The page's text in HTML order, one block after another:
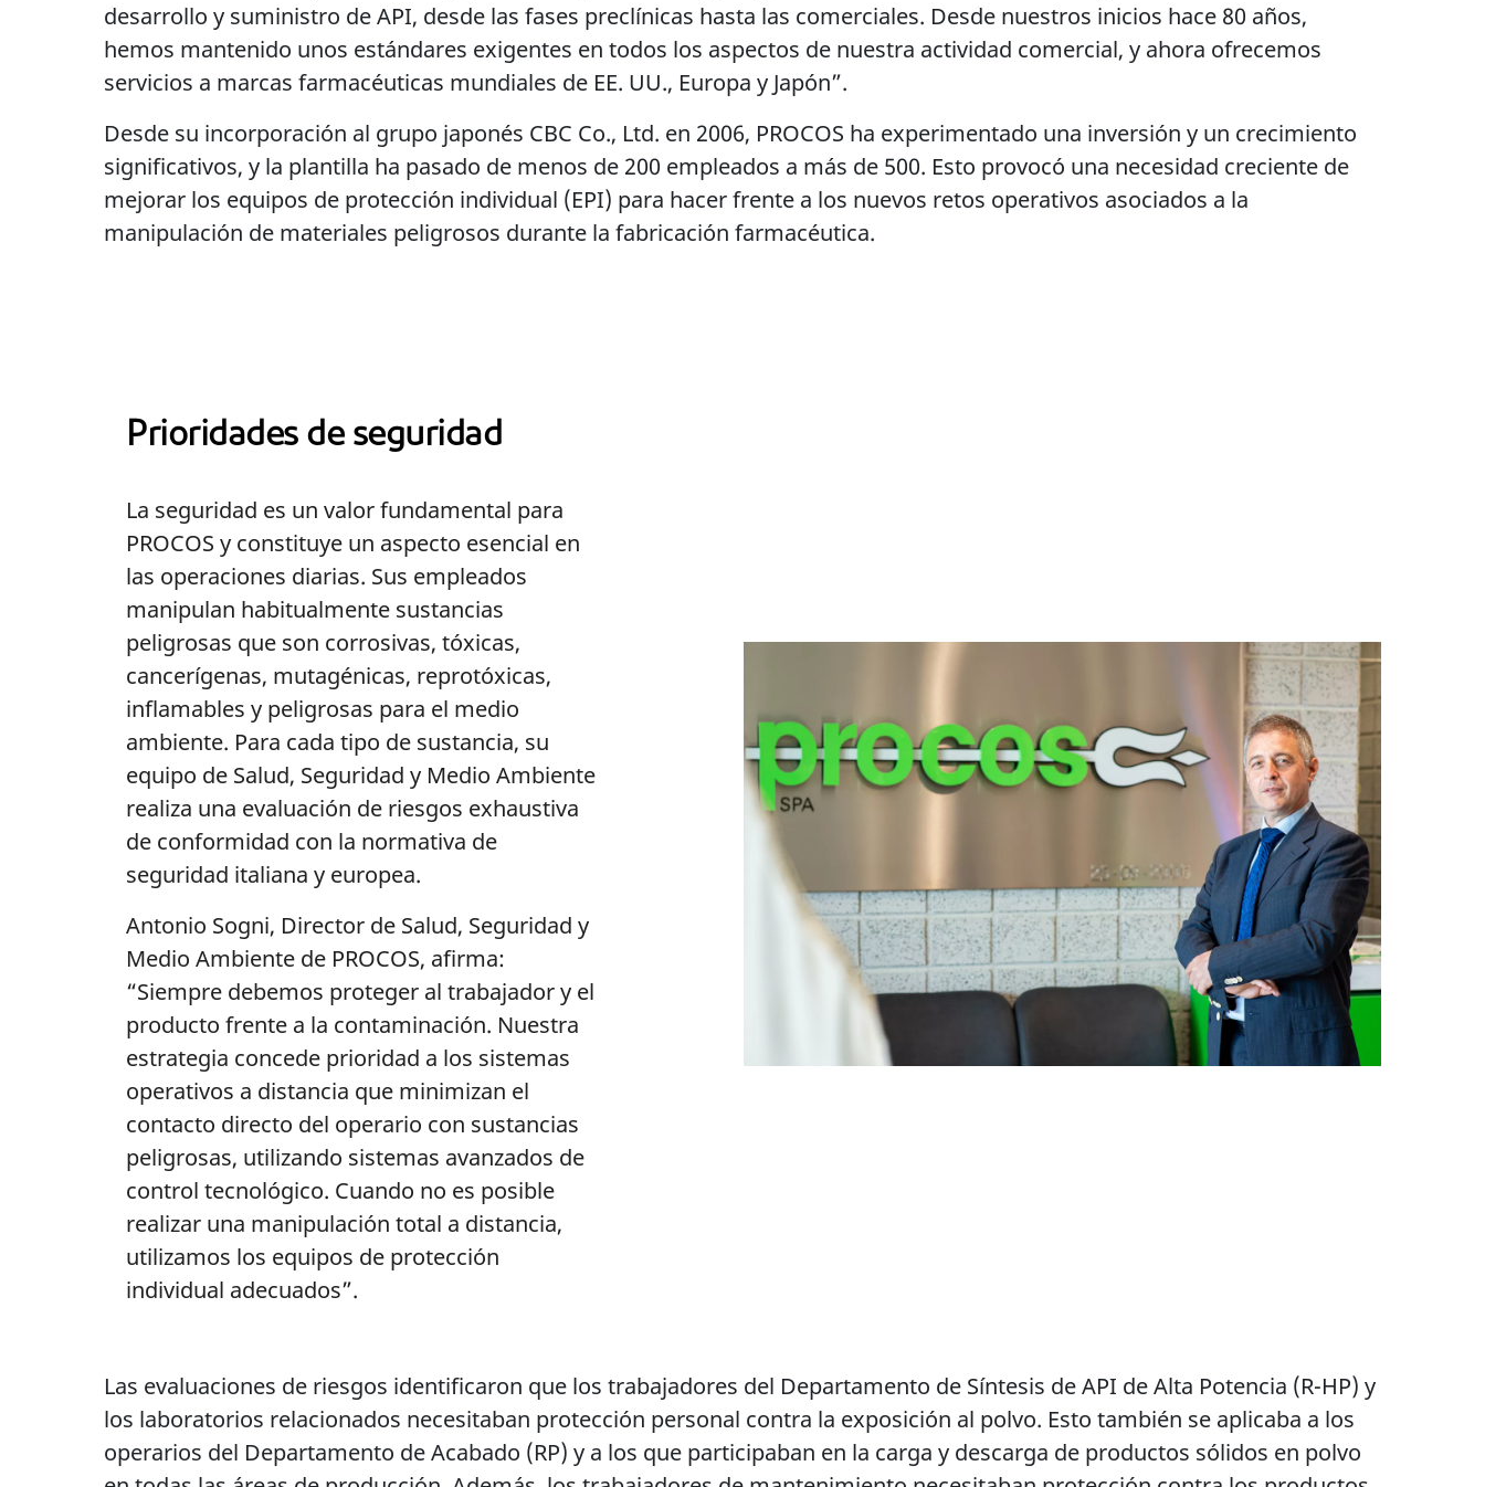
desarrollo y suministro de API, desde las fases preclínicas hasta las comerciales. Desde nuestros inicios hace 80 años,
hemos mantenido unos estándares exigentes en todos los aspectos de nuestra actividad comercial, y ahora ofrecemos
servicios a marcas farmacéuticas mundiales de EE. UU., Europa y Japón”.
Desde su incorporación al grupo japonés CBC Co., Ltd. en 2006, PROCOS ha experimentado una inversión y un crecimiento
significativos, y la plantilla ha pasado de menos de 200 empleados a más de 500. Esto provocó una necesidad creciente de
mejorar los equipos de protección individual (EPI) para hacer frente a los nuevos retos operativos asociados a la
manipulación de materiales peligrosos durante la fabricación farmacéutica.
Prioridades de seguridad
La seguridad es un valor fundamental para
PROCOS y constituye un aspecto esencial en
las operaciones diarias. Sus empleados
manipulan habitualmente sustancias
peligrosas que son corrosivas, tóxicas,
cancerígenas, mutagénicas, reprotóxicas,
inflamables y peligrosas para el medio
ambiente. Para cada tipo de sustancia, su
equipo de Salud, Seguridad y Medio Ambiente
realiza una evaluación de riesgos exhaustiva
de conformidad con la normativa de
seguridad italiana y europea.
Antonio Sogni, Director de Salud, Seguridad y
Medio Ambiente de PROCOS, afirma:
“Siempre debemos proteger al trabajador y el
producto frente a la contaminación. Nuestra
estrategia concede prioridad a los sistemas
operativos a distancia que minimizan el
contacto directo del operario con sustancias
peligrosas, utilizando sistemas avanzados de
control tecnológico. Cuando no es posible
realizar una manipulación total a distancia,
utilizamos los equipos de protección
individual adecuados”.
Las evaluaciones de riesgos identificaron que los trabajadores del Departamento de Síntesis de API de Alta Potencia (R-HP) y
los laboratorios relacionados necesitaban protección personal contra la exposición al polvo. Esto también se aplicaba a los
operarios del Departamento de Acabado (RP) y a los que participaban en la carga y descarga de productos sólidos en polvo